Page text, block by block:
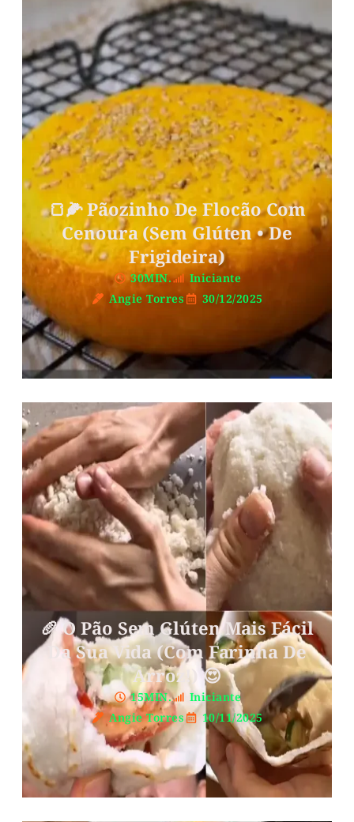
🍞🌽 Pãozinho De Flocão Com
Cenoura (Sem Glúten • De
Frigideira)
30MIN.
Iniciante
Angie Torres
30/12/2025
🥖 O Pão Sem Glúten Mais Fácil
Da Sua Vida (com Farinha De
Arroz!) 😍
15MIN.
Iniciante
Angie Torres
10/11/2025